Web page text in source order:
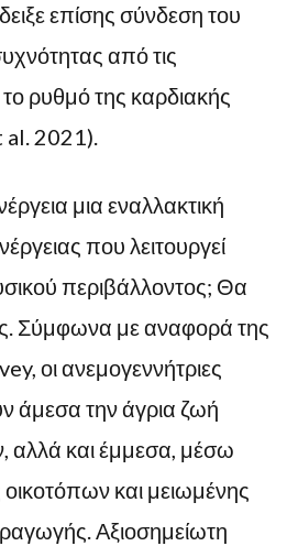
επίσης σύνδεση του
από τις
ρυθμό της καρδιακής
al. 2021).
μια εναλλακτική
που λειτουργεί
περιβάλλοντος; Θα
Σύμφωνα με αναφορά της
οι ανεμογεννήτριες
άμεσα την άγρια ζωή
και έμμεσα, μέσω
και μειωμένης
Αξιοσημείωτη